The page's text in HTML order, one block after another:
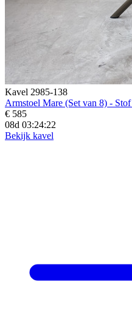
Kavel 2985-138
Armstoel Mare (Set van 8) -
€ 585
08d 03:24:20
Bekijk kavel